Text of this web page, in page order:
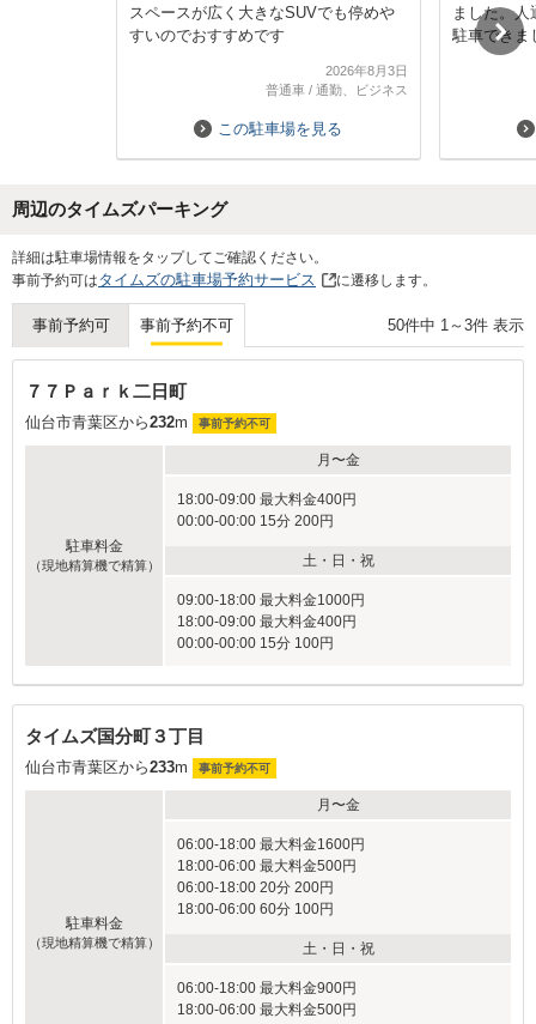
スペースが広く大きなSUVでも停めや
すいのでおすすめです
2026年8月3日
普通車/ 通勤、ビジネス
この駐車場を見る
ました。人
駐車できま
周辺のタイムズパーキング
詳細は駐車場情報をタップしてご確認ください。
事前予約可はタイムズの駐車場予約サービス に遷移します。
事前予約可 事前予約不可 50件中 1 ～ 3件 表示
７７Ｐａｒｋ二日町
仙台市青葉区から232m 事前予約不可
駐車料金
（現地精算機で精算）
月〜金
18:00-09:00 最大料金400円
00:00-00:00 15分 200円
土・日・祝
09:00-18:00 最大料金1000円
18:00-09:00 最大料金400円
00:00-00:00 15分 100円
タイムズ国分町３丁目
仙台市青葉区から233m 事前予約不可
駐車料金
（現地精算機で精算）
月〜金
06:00-18:00 最大料金1600円
18:00-06:00 最大料金500円
06:00-18:00 20分 200円
18:00-06:00 60分 100円
土・日・祝
06:00-18:00 最大料金900円
18:00-06:00 最大料金500円